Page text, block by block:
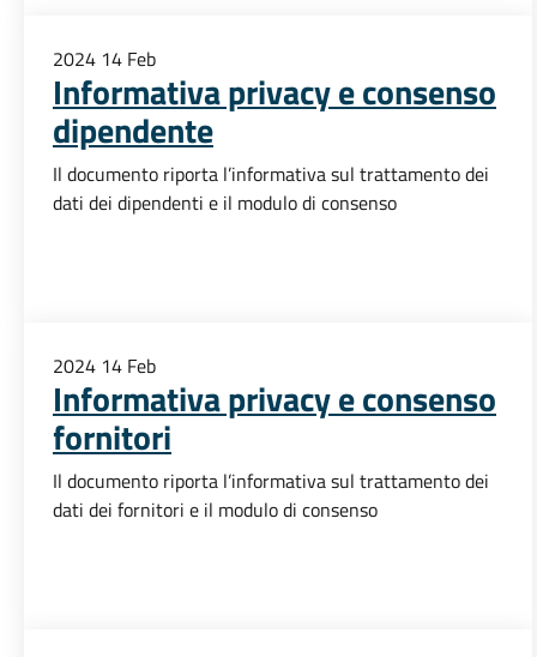
2024 14 Feb
Informativa privacy e consenso
dipendente
Il documento riporta l’informativa sul trattamento dei
dati dei dipendenti e il modulo di consenso
2024 14 Feb
Informativa privacy e consenso
fornitori
Il documento riporta l’informativa sul trattamento dei
dati dei fornitori e il modulo di consenso